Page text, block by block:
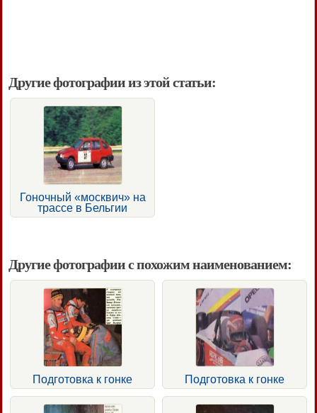
Другие фотографии из этой статьи:
Гоночный «москвич» на
трассе в Бельгии
Другие фотографии с похожим наименованием:
Подготовка к гонке Подготовка к гонке